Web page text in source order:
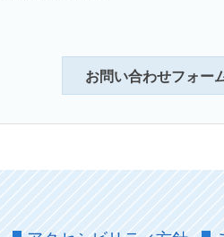
お問い合わせフォー